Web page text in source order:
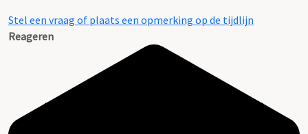
Stel een vraag of plaats een opmerking op de tijdlijn
Reageren